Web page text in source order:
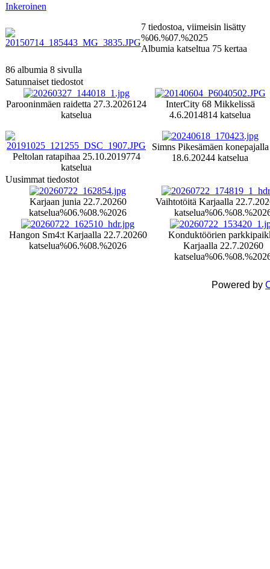
Inkeroinen
7 tiedostoa, viimeisin lisätty
%06.%07.%2025
Albumia katseltua 75 kertaa
86 albumia 8 sivulla
Satunnaiset tiedostot
Parooninmäen raidetta 27.3.2026124
katselua
InterCity 68 Mikkelissä
4.6.2014814 katselua
Peltolan ratapihaa 25.10.2019774
katselua
Simns Pikesämäen konepajalla
18.6.20244 katselua
Uusimmat tiedostot
Karjaan junia 22.7.20260
katselua%06.%08.%2026
Vaihtotöitä Karjaalla
katselua
Hangon Sm4:t Karjaalla 22.7.20260
katselua%06.%08.%2026
Konduktöörien
Karjaalla 22.7.20260
katselua
Powered by